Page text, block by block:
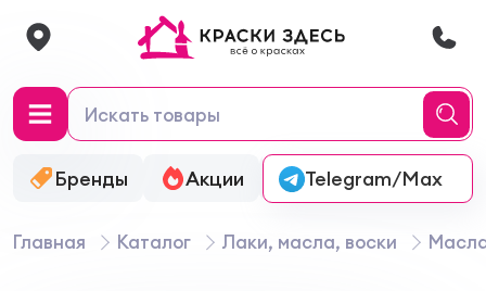
Бренды Акции Онлайн-колеровка
Telegram/Max
Главная Каталог Лаки, масла, воски